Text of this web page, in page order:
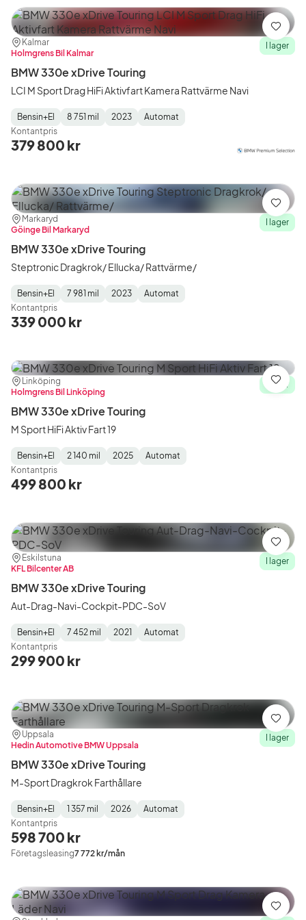
Plats:
Kalmar
Återförsäljare:
Holmgrens Bil Kalmar
I lager
BMW 330e xDrive Touring
LCI M Sport Drag HiFi Aktivfart Kamera Rattvärme Navi
Fuel
Type:
Bensin+El
Mätarställning:
8 751 mil
Model
Year:
2023
Gearbox
Type:
Automat
Kontantpris
379 800 kr
Spara
Plats:
Markaryd
Återförsäljare:
Göinge Bil Markaryd
I lager
BMW 330e xDrive Touring
Steptronic Dragkrok/ Ellucka/ Rattvärme/
Fuel
Type:
Bensin+El
Mätarställning:
7 981 mil
Model
Year:
2023
Gearbox
Type:
Automat
Kontantpris
339 000 kr
Spara
Plats:
Linköping
Återförsäljare:
Holmgrens Bil Linköping
I lager
BMW 330e xDrive Touring
M Sport HiFi Aktiv Fart 19
Fuel
Type:
Bensin+El
Mätarställning:
2 140 mil
Model
Year:
2025
Gearbox
Type:
Automat
Kontantpris
499 800 kr
Spara
Plats:
Eskilstuna
Återförsäljare:
KFL Bilcenter AB
I lager
BMW 330e xDrive Touring
Aut-Drag-Navi-Cockpit-PDC-SoV
Fuel
Type:
Bensin+El
Mätarställning:
7 452 mil
Model
Year:
2021
Gearbox
Type:
Automat
Kontantpris
299 900 kr
Spara
Plats:
Uppsala
Återförsäljare:
Hedin Automotive BMW Uppsala
I lager
BMW 330e xDrive Touring
M-Sport Dragkrok Farthållare
Fuel
Type:
Bensin+El
Mätarställning:
1 357 mil
Model
Year:
2026
Gearbox
Type:
Automat
Kontantpris
598 700 kr
Företagsleasing7 772 kr/mån
Spara
Spara